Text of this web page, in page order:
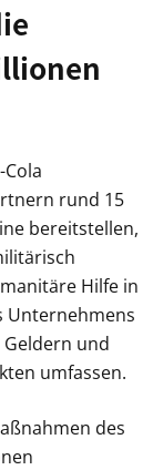
rund 15
bereitstellen,
Hilfe in
Unternehmens
und
umfassen.
des